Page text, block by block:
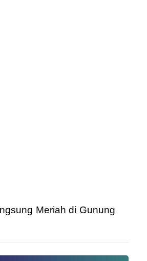
Meriah di Gunung